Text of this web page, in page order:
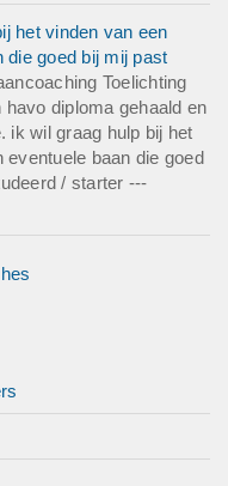
het vinden van een
die goed bij mij past
Toelichting
diploma gehaald en
ik wil graag hulp bij het
baan die goed
/ starter ---